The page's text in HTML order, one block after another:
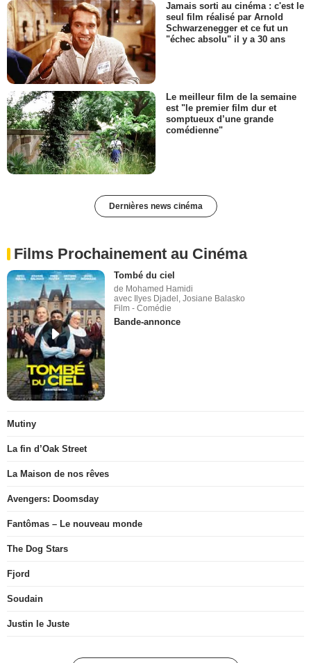
Jamais sorti au cinéma : c'est le
seul film réalisé par Arnold
Schwarzenegger et ce fut un
"échec absolu" il y a 30 ans
Le meilleur film de la semaine
est "le premier film dur et
somptueux d’une grande
comédienne"
Dernières news cinéma
Films Prochainement au Cinéma
Tombé du ciel
de Mohamed Hamidi
avec Ilyes Djadel, Josiane Balasko
Film - Comédie
Bande-annonce
Mutiny
La fin d’Oak Street
La Maison de nos rêves
Avengers: Doomsday
Fantômas – Le nouveau monde
The Dog Stars
Fjord
Soudain
Justin le Juste